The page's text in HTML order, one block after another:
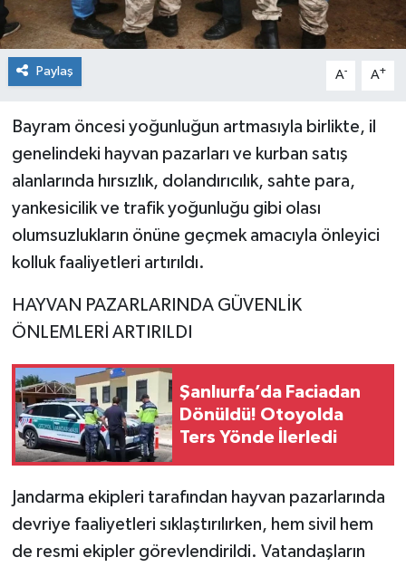
Paylaş A- A+
Bayram öncesi yoğunluğun artmasıyla birlikte, il
genelindeki hayvan pazarları ve kurban satış
alanlarında hırsızlık, dolandırıcılık, sahte para,
yankesicilik ve trafik yoğunluğu gibi olası
olumsuzlukların önüne geçmek amacıyla önleyici
kolluk faaliyetleri artırıldı.
HAYVAN PAZARLARINDA GÜVENLİK
ÖNLEMLERİ ARTIRILDI
Şanlıurfa’da Faciadan
Dönüldü! Otoyolda
Ters Yönde İlerledi
Jandarma ekipleri tarafından hayvan pazarlarında
devriye faaliyetleri sıklaştırılırken, hem sivil hem
de resmi ekipler görevlendirildi. Vatandaşların